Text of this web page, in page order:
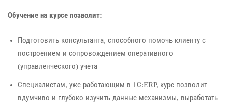
Обучение на курсе позволит:
Подготовить консультанта, способного помочь клиенту с
построением и сопровождением оперативного
(управленческого) учета
Специалистам, уже работающим в 1С:ERP, курс позволит
вдумчиво и глубоко изучить данные механизмы, выработать